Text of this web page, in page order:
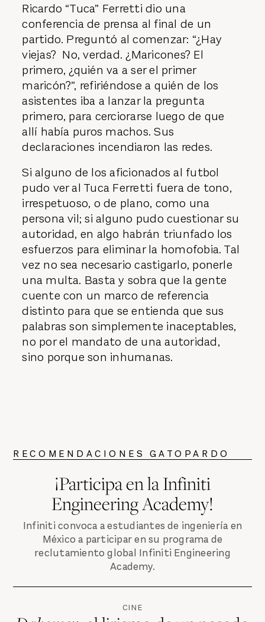
Ricardo “Tuca” Ferretti dio una
conferencia de prensa al final de un
partido. Preguntó al comenzar: “¿Hay
viejas? No, verdad. ¿Maricones? El
primero, ¿quién va a ser el primer
maricón?”, refiriéndose a quién de los
asistentes iba a lanzar la pregunta
primero, para cerciorarse luego de que
allí había puros machos. Sus
declaraciones incendiaron las redes.
Si alguno de los aficionados al futbol
pudo ver al Tuca Ferretti fuera de tono,
irrespetuoso, o de plano, como una
persona vil; si alguno pudo cuestionar su
autoridad, en algo habrán triunfado los
esfuerzos para eliminar la homofobia. Tal
vez no sea necesario castigarlo, ponerle
una multa. Basta y sobra que la gente
cuente con un marco de referencia
distinto para que se entienda que sus
palabras son simplemente inaceptables,
no por el mandato de una autoridad,
sino porque son inhumanas.
RECOMENDACIONES GATOPARDO
¡Participa en la Infiniti
Engineering Academy!
Infiniti convoca a estudiantes de ingeniería en
México a participar en su programa de
reclutamiento global Infiniti Engineering
Academy.
CINE